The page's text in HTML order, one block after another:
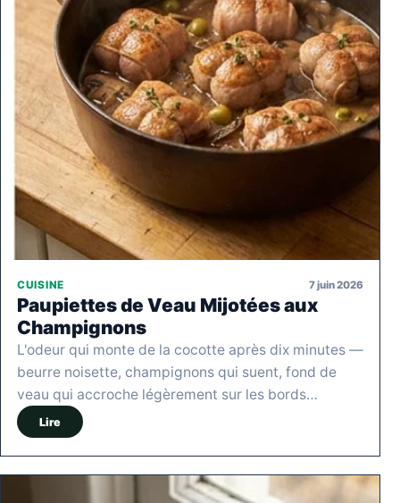
CUISINE 7 juin 2026
Paupiettes de Veau Mijotées aux
Champignons
L'odeur qui monte de la cocotte après dix minutes —
beurre noisette, champignons qui suent, fond de
veau qui accroche légèrement sur les bords…
Lire